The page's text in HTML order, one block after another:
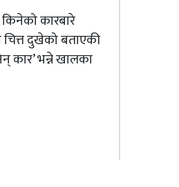
किनेको कारबारे
दुखेको बताएकी
कार’ भन्ने खालका